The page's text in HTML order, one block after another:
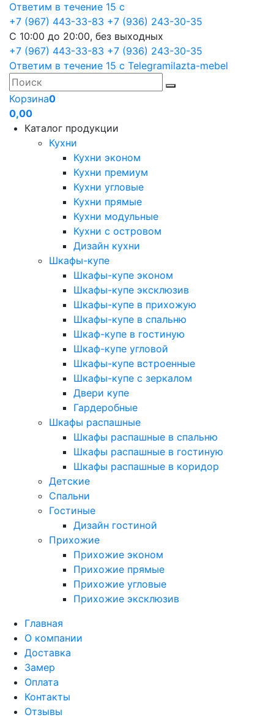
Ответим в течение 15 с
+7 (967) 443-33-83 +7 (936) 243-30-35
С 10:00 до 20:00, без выходных
+7 (967) 443-33-83 +7 (936) 243-30-35
Ответим в течение 15 с Telegramilazta-mebel
Корзина0
0,00
Каталог продукции
Кухни
Кухни эконом
Кухни премиум
Кухни угловые
Кухни прямые
Кухни модульные
Кухни с островом
Дизайн кухни
Шкафы-купе
Шкафы-купе эконом
Шкафы-купе эксклюзив
Шкафы-купе в прихожую
Шкафы-купе в спальню
Шкаф-купе в гостиную
Шкаф-купе угловой
Шкафы-купе встроенные
Шкафы-купе с зеркалом
Двери купе
Гардеробные
Шкафы распашные
Шкафы распашные в спальню
Шкафы распашные в гостиную
Шкафы распашные в коридор
Детские
Спальни
Гостиные
Дизайн гостиной
Прихожие
Прихожие эконом
Прихожие прямые
Прихожие угловые
Прихожие эксклюзив
Главная
О компании
Доставка
Замер
Оплата
Контакты
Отзывы